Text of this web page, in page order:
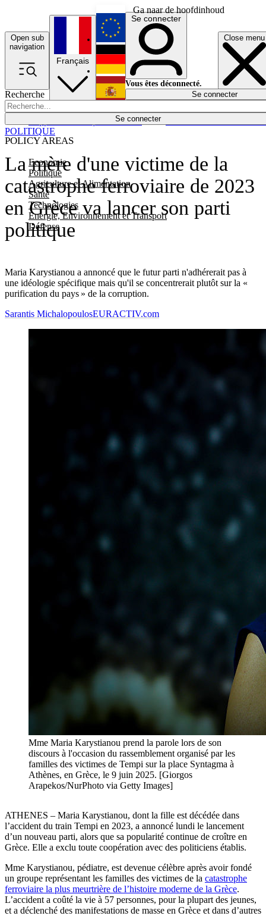
Ga naar de hoofdinhoud
Open sub
navigation
Close menu
Recherche
Se connecter
POLICY AREAS
Economie
Politique
Agriculture et Alimentation
Santé
Technologies
Energie, Environnement et Transport
Défense
Économie
Français
English
Deutsch
Español
Se connecter
Vous êtes déconnecté.
Se connecter
La mère d'une victime de la
catastrophe ferroviaire de 2023
en Grèce va lancer son parti
politique
Maria Karystianou a annoncé que le futur parti n'adhérerait pas à
une idéologie spécifique mais qu'il se concentrerait plutôt sur la «
purification du pays » de la corruption.
POLITIQUE
Sarantis MichalopoulosEURACTIV.com
Mme Maria Karystianou prend la parole lors de son
discours à l'occasion du rassemblement organisé par les
familles des victimes de Tempi sur la place Syntagma à
Athènes, en Grèce, le 9 juin 2025. [Giorgos
Arapekos/NurPhoto via Getty Images]
ATHENES – Maria Karystianou, dont la fille est décédée dans
l’accident du train Tempi en 2023, a annoncé lundi le lancement
d’un nouveau parti, alors que sa popularité continue de croître en
Grèce. Elle a exclu toute coopération avec des politiciens établis.
Mme Karystianou, pédiatre, est devenue célèbre après avoir fondé
un groupe représentant les familles des victimes de la catastrophe
ferroviaire la plus meurtrière de l’histoire moderne de la Grèce.
L’accident a coûté la vie à 57 personnes, pour la plupart des jeunes,
et a déclenché des manifestations de masse en Grèce et dans d’autres